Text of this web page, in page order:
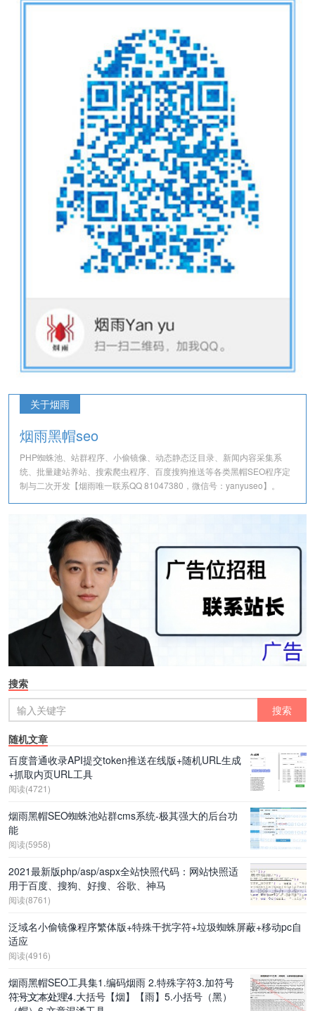
关于烟雨
烟雨黑帽seo
PHP蜘蛛池、站群程序、小偷镜像、动态静态泛目录、新闻内容采集系
统、批量建站养站、搜索爬虫程序、百度搜狗推送等各类黑帽SEO程序定
制与二次开发【烟雨唯一联系QQ 81047380，微信号：yanyuseo】。
搜索
随机文章
百度普通收录API提交token推送在线版+随机URL生成
+抓取内页URL工具
阅读(4721)
烟雨黑帽SEO蜘蛛池站群cms系统-极其强大的后台功
能
阅读(5958)
2021最新版php/asp/aspx全站快照代码：网站快照适
用于百度、搜狗、好搜、谷歌、神马
阅读(8761)
泛域名小偷镜像程序繁体版+特殊干扰字符+垃圾蜘蛛屏蔽+移动pc自
适应
阅读(4916)
烟雨黑帽SEO工具集1.编码烟雨 2.特殊字符3.加符号
符҉号҉文҉本҉处҉理҉4.大括号【烟】【雨】5.小括号（黑）